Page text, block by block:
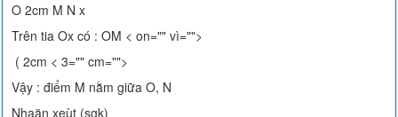
O 2cm M N x
Trên tia Ox có : OM < on="" vì="">
( 2cm < 3="" cm="">
Vậy : điểm M nằm giữa O, N
Nhaän xeùt (sgk)